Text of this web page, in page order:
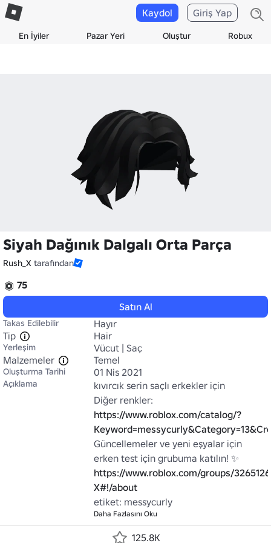
En İyiler Pazar Yeri Oluştur Robux
Kaydol Giriş Yap
Siyah Dağınık Dalgalı Orta Parça
Rush_X tarafından
75
Satın Al
Takas Edilebilir
Hayır
Tip
Hair
Yerleşim
Vücut | Saç
Malzemeler
Temel
Oluşturma Tarihi 01 Nis 2021
Açıklama
kıvırcık serin saçlı erkekler için
https://www.roblox.com/catalog/?
Güncellemeler ve yeni eşyalar için
https://www.roblox.com/groups/
X#!/about
etiket: messycurly
Daha Fazlasını Oku
125.8K